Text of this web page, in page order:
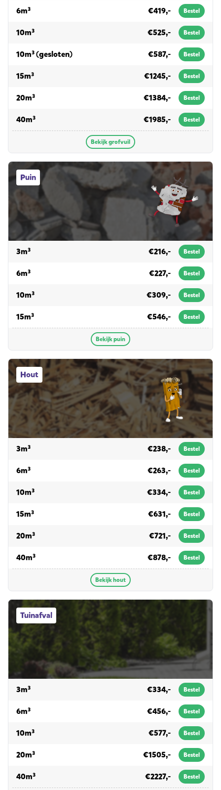
6m³voor grofvuil €419,- Bestel
10m³voor grofvuil €525,- Bestel
10m³ (gesloten)voor grofvuil €587,- Bestel
15m³voor grofvuil €1245,- Bestel
20m³voor grofvuil €1384,- Bestel
40m³voor grofvuil €1985,- Bestel
Bekijk grofvuil
Puin
Puin afvalcontainers
3m³voor puin €216,- Bestel
6m³voor puin €227,- Bestel
10m³voor puin €309,- Bestel
15m³voor puin €546,- Bestel
Bekijk puin
Hout
Hout afvalcontainers
3m³voor hout €238,- Bestel
6m³voor hout €263,- Bestel
10m³voor hout €334,- Bestel
15m³voor hout €631,- Bestel
20m³voor hout €721,- Bestel
40m³voor hout €878,- Bestel
Bekijk hout
Tuinafval
Tuinafval afvalcontainers
3m³voor tuinafval €334,- Bestel
6m³voor tuinafval €456,- Bestel
10m³voor tuinafval €577,- Bestel
20m³voor tuinafval €1505,- Bestel
40m³voor tuinafval €2227,- Bestel